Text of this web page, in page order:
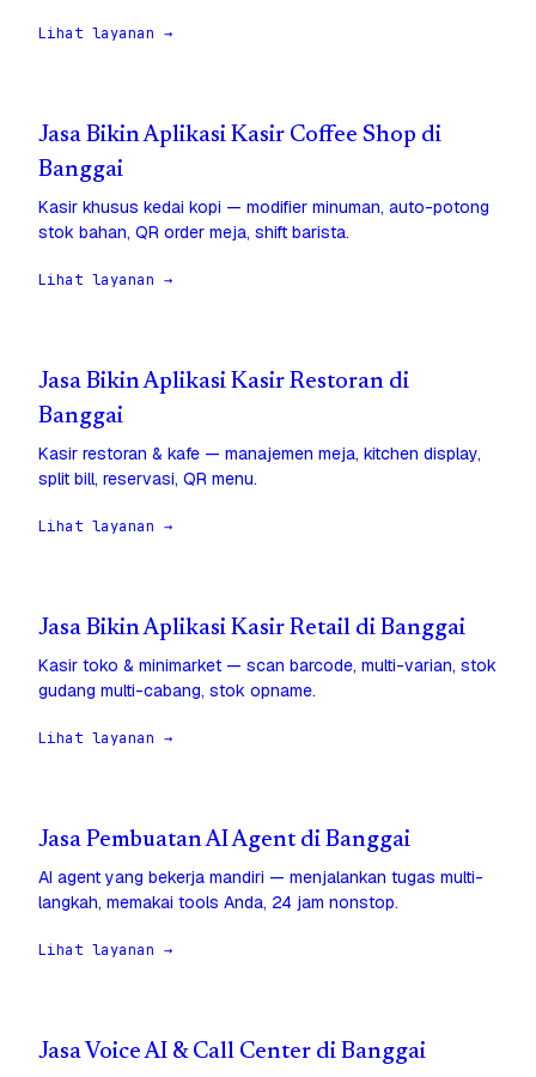
Lihat layanan →
Jasa Bikin Aplikasi Kasir Coffee Shop di
Banggai
Kasir khusus kedai kopi — modifier minuman, auto-potong
stok bahan, QR order meja, shift barista.
Lihat layanan →
Jasa Bikin Aplikasi Kasir Restoran di
Banggai
Kasir restoran & kafe — manajemen meja, kitchen display,
split bill, reservasi, QR menu.
Lihat layanan →
Jasa Bikin Aplikasi Kasir Retail di Banggai
Kasir toko & minimarket — scan barcode, multi-varian, stok
gudang multi-cabang, stok opname.
Lihat layanan →
Jasa Pembuatan AI Agent di Banggai
AI agent yang bekerja mandiri — menjalankan tugas multi-
langkah, memakai tools Anda, 24 jam nonstop.
Lihat layanan →
Jasa Voice AI & Call Center di Banggai